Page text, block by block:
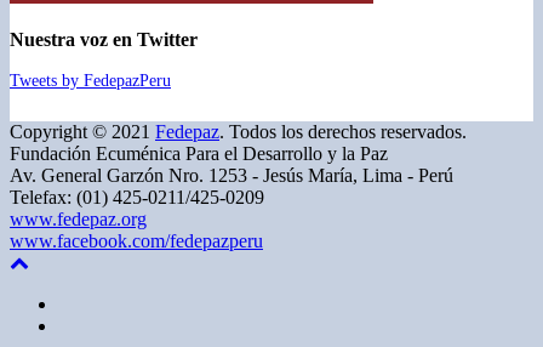
Nuestra voz en Twitter
Tweets by FedepazPeru
Copyright © 2021 Fedepaz. Todos los derechos reservados.
Fundación Ecuménica Para el Desarrollo y la Paz
Av. General Garzón Nro. 1253 - Jesús María, Lima - Perú
Telefax: (01) 425-0211/425-0209
www.fedepaz.org
www.facebook.com/fedepazperu